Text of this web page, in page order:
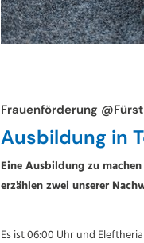
Frauenförderung
Ausbildung in
Eine Ausbildung zu
erzählen zwei unserer
Es ist 06:00 Uhr und